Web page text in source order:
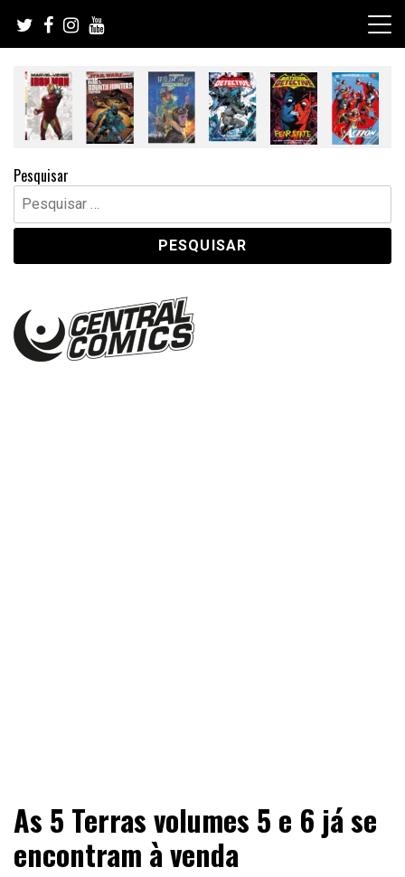
content
Pesquisar
Pesquisar
por:
Central Comics
As 5 Terras volumes 5 e 6 já se
encontram à venda